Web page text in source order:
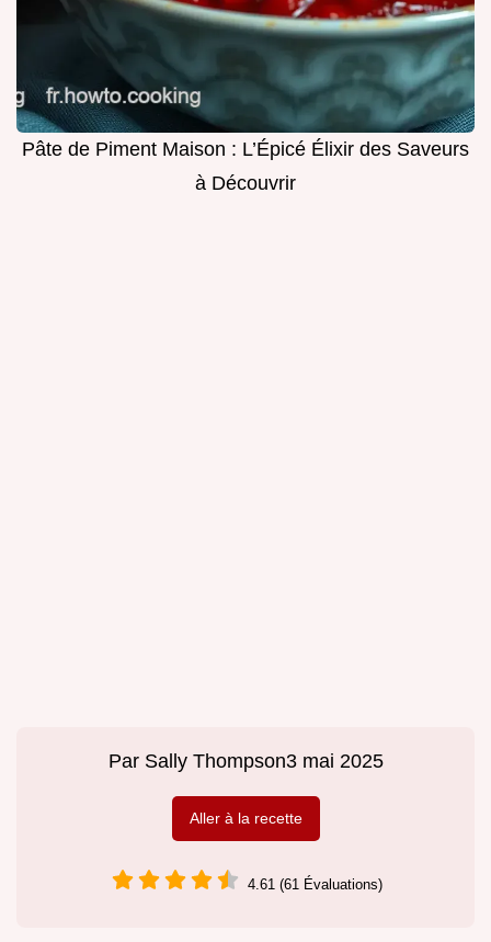
Pâte de Piment Maison : L’Épicé Élixir des Saveurs
à Découvrir
Par Sally Thompson3 mai 2025
Aller à la recette
4.61 (61 Évaluations)